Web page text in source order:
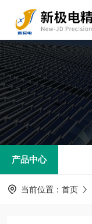
产品中心
当前位置： 首页